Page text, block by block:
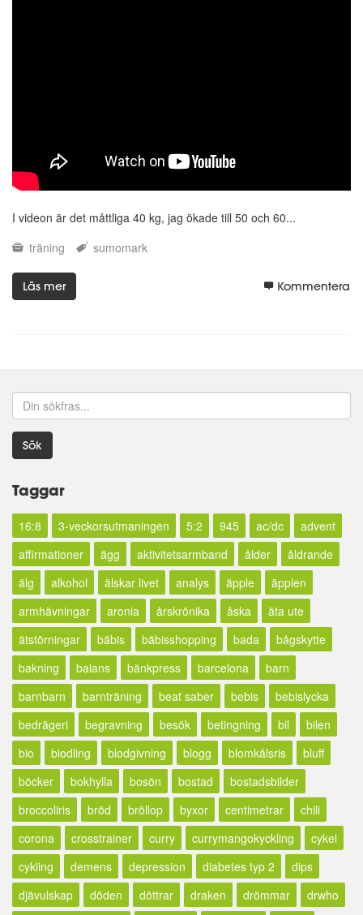
I videon är det måttliga 40 kg, jag ökade till 50 och 60...
träning
sumomark
Läs mer Kommentera
Sök
Taggar
16:8 3-veckorsutmaningen 5:2 945 ac/dc
advent
affirmationer
ägg aktivitetsarmband ålder
åldrande
älg
alkohol älskar livet analys äpple
äpplen
armhävningar
aronia årskrönika åska
äta ute
ätstörningar
bäbis bäbisshopping bada
bågskytte
bakning
balans bänkpress barcelona
barn
barnbarn
barnträning beat saber bebis
bebislycka
bedrägeri
begravning besök betingning bil
bilen
bio
biodling blodgivning blogg blomkålsris
bluff
böcker
bokhylla bosön bostad
bostadsbilder
broccoliris
bröd bröllop byxor centimetrar
chili
corona
crosstrainer curry currymangokyckling
cykel
cykling
demens depression diabetes typ 2
dips
djävulskap
döden döttrar draken drömmar
drwho